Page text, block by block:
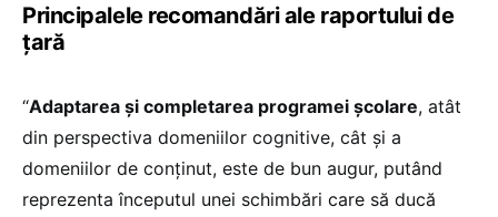
Principalele recomandări ale raportului de
țară
“Adaptarea și completarea programei școlare, atât
din perspectiva domeniilor cognitive, cât și a
domeniilor de conținut, este de bun augur, putând
reprezenta începutul unei schimbări care să ducă